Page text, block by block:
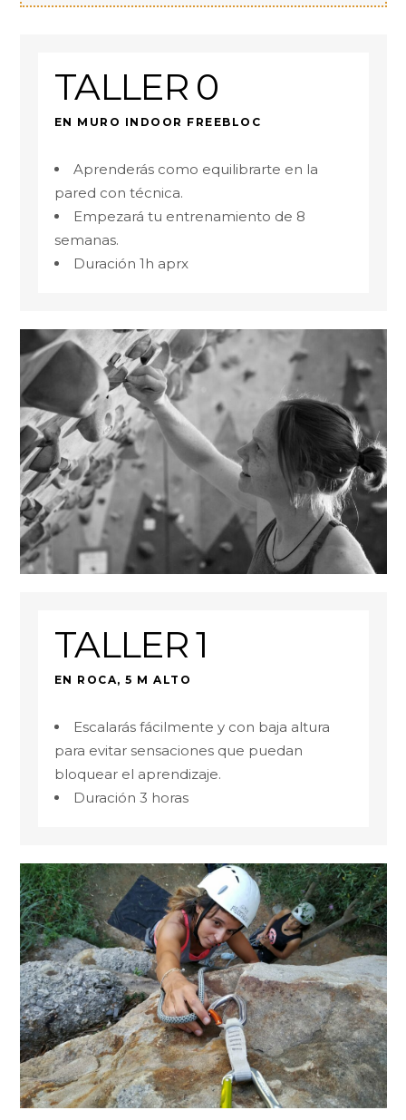
TALLER 0
EN MURO INDOOR FREEBLOC
Aprenderás como equilibrarte en la
pared con técnica.
Empezará tu entrenamiento de 8
semanas.
Duración 1h aprx
TALLER 1
EN ROCA, 5 M ALTO
Escalarás fácilmente y con baja altura
para evitar sensaciones que puedan
bloquear el aprendizaje.
Duración 3 horas